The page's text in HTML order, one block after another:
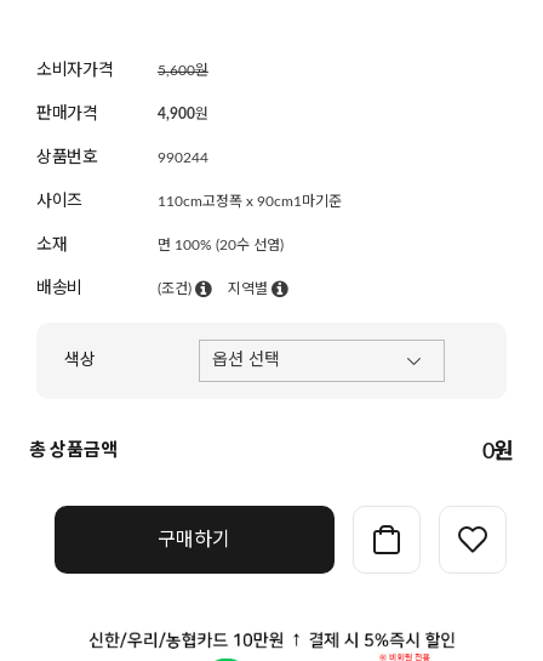
소비자가격 5,600원
판매가격 4,900원
상품번호 990244
사이즈 110cm고정폭 x 90cm1마기준
소재 면 100% (20수 선염)
배송비 (조건) 지역별
색상
총 상품금액 0원
구매하기